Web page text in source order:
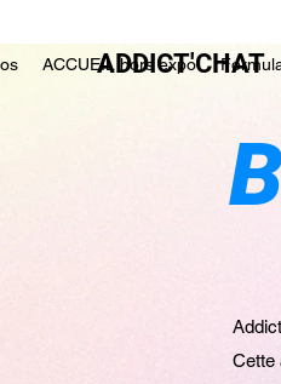
ADDICT'CHAT
ACCUEIL hors expo
Cette